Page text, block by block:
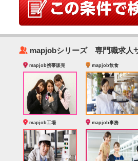
‰ mapjobシリーズ 専門職求人
mapjob携帯販売 mapjob飲食
mapjob工場 mapjob事務